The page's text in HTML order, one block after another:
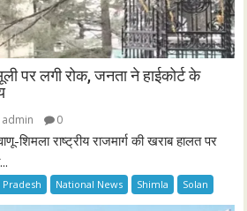
पर लगी रोक, जनता ने हाईकोर्ट के
admin 0
शिमला राष्ट्रीय राजमार्ग की खराब हालत पर
National News Shimla Solan